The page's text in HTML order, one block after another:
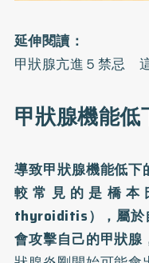
延伸閱讀：
甲狀腺亢進５禁忌
甲狀腺機能
導致甲狀腺機能低
較常見的是橋本
thyroiditis），屬於
會攻擊自己的甲狀腺